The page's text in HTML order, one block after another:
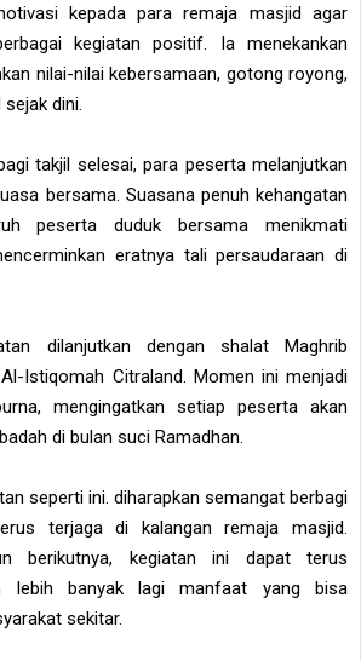
kepada para remaja masjid agar
kegiatan positif. Ia menekankan
nilai-nilai kebersamaan, gotong royong,
dini.
takjil selesai, para peserta melanjutkan
bersama. Suasana penuh kehangatan
peserta duduk bersama menikmati
eratnya tali persaudaraan di
dilanjutkan dengan shalat Maghrib
Istiqomah Citraland. Momen ini menjadi
mengingatkan setiap peserta akan
di bulan suci Ramadhan.
seperti ini. diharapkan semangat berbagi
terjaga di kalangan remaja masjid.
berikutnya, kegiatan ini dapat terus
lebih banyak lagi manfaat yang bisa
sekitar.